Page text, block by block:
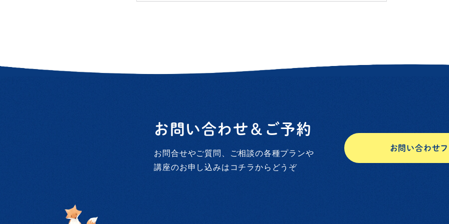
お問い合わせ＆ご予約
お問合せやご質問、ご相談の各種プランや
講座のお申し込みはコチラからどうぞ
お問い合わせ